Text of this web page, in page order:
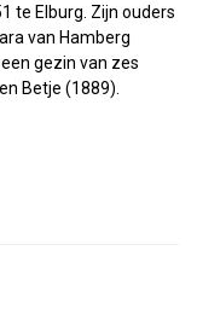
te Elburg. Zijn ouders
van Hamberg
gezin van zes
Betje (1889).